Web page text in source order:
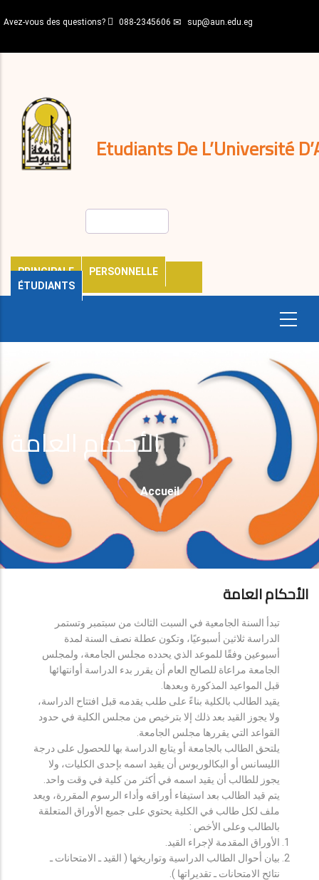
au
principal
Avez-vous des questions? 088-2345606 sup@aun.edu.eg
Etudiants De L’Université
PRINCIPALE
PERSONNELLE
ÉTUDIANTS
décisions
Expatriés
Journal
الأحكام العامة
Fil
D'Ariane
Accueil
الأحكام العامة
تبدأ السنة الجامعية في السبت الثالث من سبتمبر وتستمر
الدراسة ثلاثين أسبوعيًا، وتكون عطلة نصف السنة لمدة
أسبوعين وفقًا للموعد الذي يحدده مجلس الجامعة، ولمجلس
الجامعة مراعاة للصالح العام أن يقرر بدء الدراسة أوانتهائها
قبل المواعيد المذكورة وبعدها.
يقيد الطالب بالكلية بناءً على طلب يقدمه قبل افتتاح الدراسة،
ولا يجوز القيد بعد ذلك إلا بترخيص من مجلس الكلية في حدود
القواعد التي يقررها مجلس الجامعة.
يلتحق الطالب بالجامعة أو يتابع الدراسة بها للحصول على درجة
الليسانس أو البكالوريوس أن يقيد اسمه بإحدى الكليات، ولا
يجوز للطالب أن يقيد اسمه في أكثر من كلية في وقت واحد.
يتم قيد الطالب بعد استيفاء أوراقه وأداء الرسوم المقررة، ويعد
ملف لكل طالب في الكلية يحتوي على جميع الأوراق المتعلقة
بالطالب وعلى الأخص :
الأوراق المقدمة لإجراء القيد.
بيان أحوال الطالب الدراسية وتواريخها ( القيد ـ الامتحانات ـ
نتائح الامتحانات ـ تقديراتها ).